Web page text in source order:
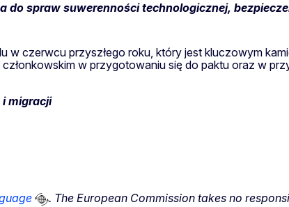
spraw suwerenności technologicznej,
czerwcu przyszłego roku, który jest kluczowym
w przygotowaniu się do paktu oraz w
migracji
. The European Commission takes no